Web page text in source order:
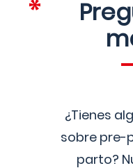
¿Tienes
sobre pre-
parto?